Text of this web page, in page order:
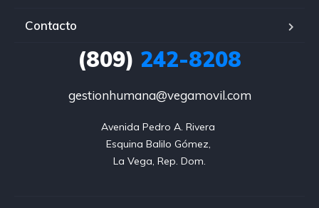
Contacto
(809) 242-8208
gestionhumana@vegamovil.com
Avenida Pedro A. Rivera
Esquina Balilo Gómez,
La Vega, Rep. Dom.